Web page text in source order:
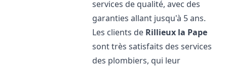
services de qualité, avec des
garanties allant jusqu'à 5 ans.
Les clients de Rillieux la Pape
sont très satisfaits des services
des plombiers, qui leur